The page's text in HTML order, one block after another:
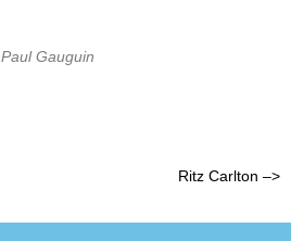
Paul Gauguin
Ritz Carlton –>